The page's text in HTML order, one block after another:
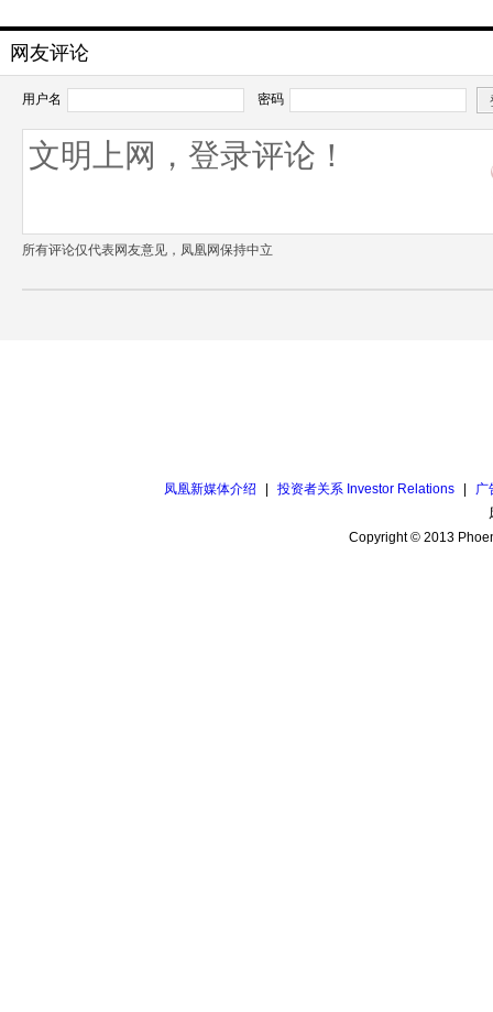
网友评论
用户名 密码
所有评论仅代表网友意见，凤凰网保持中立
凤凰新媒体介绍 投资者关系 Investor Relations
广
Copyright © 2013